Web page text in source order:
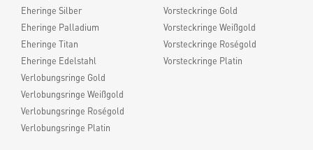
Eheringe Silber
Eheringe Palladium
Eheringe Titan
Eheringe Edelstahl
Verlobungsringe Gold
Verlobungsringe Weißgold
Verlobungsringe Roségold
Verlobungsringe Platin
Vorsteckringe Gold
Vorsteckringe Weißgold
Vorsteckringe Roségold
Vorsteckringe Platin